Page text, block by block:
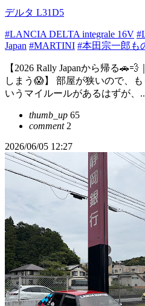
デルタ L31D5
#LANCIA DELTA integrale 16V
Japan #MARTINI #本田宗一郎も
【2026 Rally Japanから帰る
しまう😱】 部屋が狭いので、
いうマイルールがあるはずが、
thumb_up 65
comment2
2026/06/05 12:27